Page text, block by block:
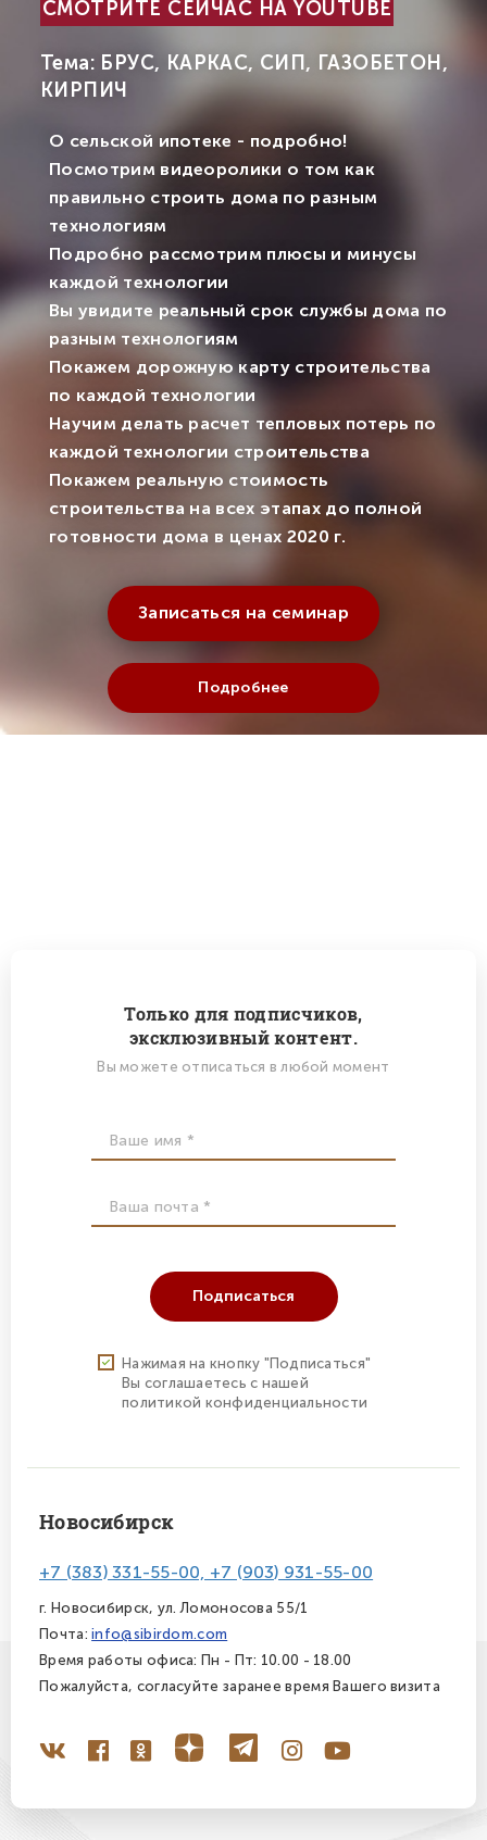
СМОТРИТЕ СЕЙЧАС НА YOUTUBE
Тема: БРУС, КАРКАС, СИП, ГАЗОБЕТОН,
КИРПИЧ
О сельской ипотеке - подробно!
Посмотрим видеоролики о том как
правильно строить дома по разным
технологиям
Подробно рассмотрим плюсы и минусы
каждой технологии
Вы увидите реальный срок службы дома по
разным технологиям
Покажем дорожную карту строительства
по каждой технологии
Научим делать расчет тепловых потерь по
каждой технологии строительства
Покажем реальную стоимость
строительства на всех этапах до полной
готовности дома в ценах 2020 г.
Записаться на семинар
Подробнее
Только для подписчиков,
эксклюзивный контент.
Вы можете отписаться в любой момент
Подписаться
Нажимая на кнопку "Подписаться"
Вы соглашаетесь с нашей
политикой конфиденциальности
Новосибирск
+7 (383) 331-55-00, +7 (903) 931-55-00
г. Новосибирск, ул. Ломоносова 55/1
Почта:info@sibirdom.com
Время работы офиса: Пн - Пт: 10.00 - 18.00
Пожалуйста, согласуйте заранее время Вашего визита